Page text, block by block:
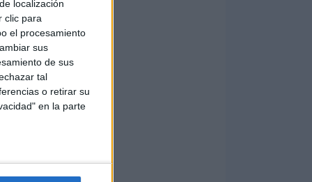
localización
clic para
el procesamiento
sus
de sus
tal
o retirar su
en la parte